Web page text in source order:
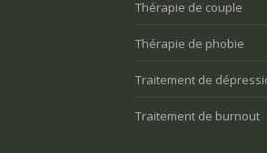
Thérapie de couple
Thérapie de phobie
Traitement de
Traitement de burnout